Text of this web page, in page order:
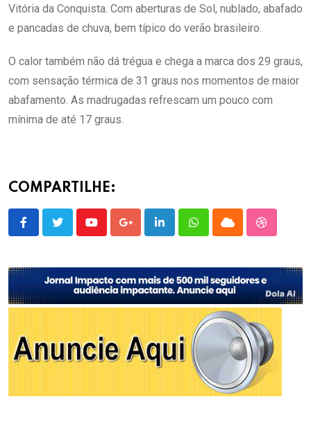
Vitória da Conquista. Com aberturas de Sol, nublado, abafado
e pancadas de chuva, bem típico do verão brasileiro.
O calor também não dá trégua e chega a marca dos 29 graus,
com sensação térmica de 31 graus nos momentos de maior
abafamento. As madrugadas refrescam um pouco com
mínima de até 17 graus.
COMPARTILHE:
YoutubeGoogle+LinkedInWhatsappCloud